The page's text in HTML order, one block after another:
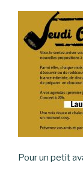
Pour un petit